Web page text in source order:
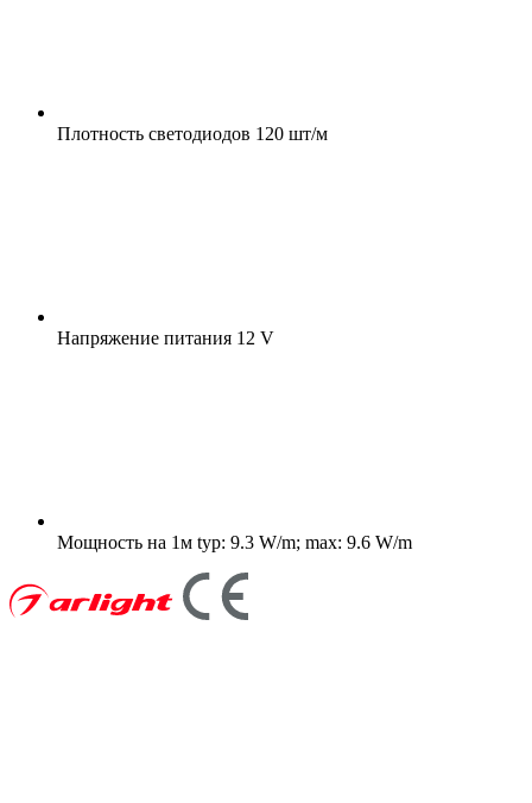
Плотность светодиодов 120 шт/м
Напряжение питания 12 V
Мощность на 1м typ: 9.3 W/m; max: 9.6 W/m